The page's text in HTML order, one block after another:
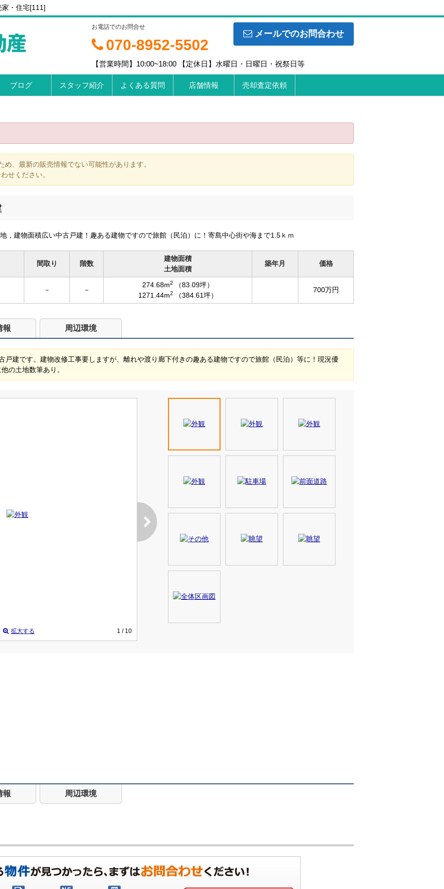
・住宅[111]
産 メールでのお問合わせ
お電話でのお問合せ
070-8952-5502
【営業時間】10:00~18:00 【定休日】水曜日・日曜日・祝祭日等
ブログ スタッフ紹介 よくある質問 店舗情報 売却査定依頼
、最新の販売情報でない可能性があります。
せください。
，建物面積広い中古戸建！趣ある建物ですので旅館（民泊）に！寄島中心街や海まで1.5ｋｍ
間取り 階数
建物面積
土地面積
築年月 価格
－ －
274.68m2
（83.09坪）
1271.44m2 （384.61坪）
700万円
報 周辺環境
戸建です。建物改修工事要しますが、離れや渡り廊下付きの趣ある建物ですので旅館（民泊）等に！現況優
の土地数筆あり。
拡大する 1 / 10
報 周辺環境